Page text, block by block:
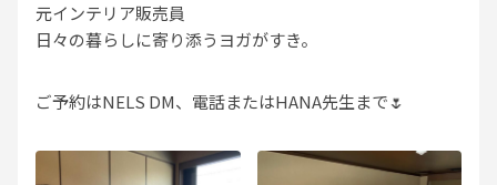
元インテリア販売員
日々の暮らしに寄り添うヨガがすき。
ご予約はNELS DM、電話またはHANA先生まで🌷